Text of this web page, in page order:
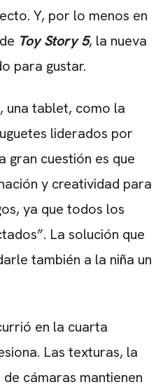
Y, por lo menos en
Toy Story 5, la nueva
para gustar.
una tablet, como la
liderados por
gran cuestión es que
y creatividad para
ya que todos los
La solución que
también a la niña un
en la cuarta
Las texturas, la
cámaras mantienen